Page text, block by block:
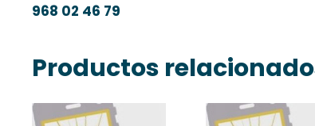
968 02 46 79
Productos